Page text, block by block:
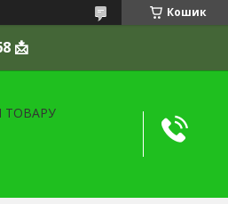
Кошик
📩
ТОВАРУ